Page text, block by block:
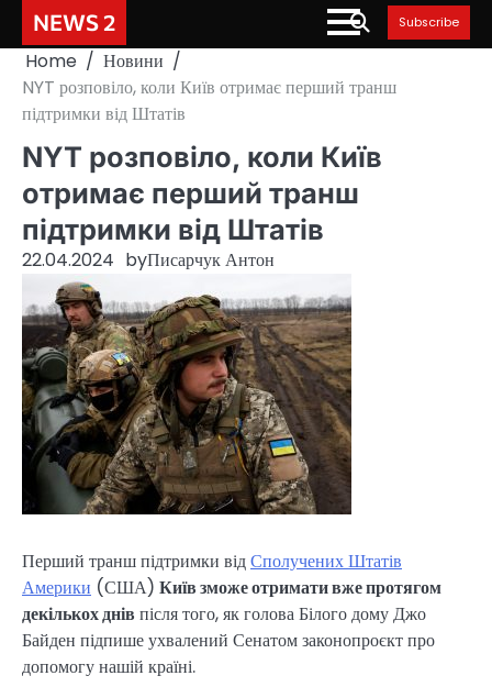
content
NEWS 2 Subscribe
Home
Новини
NYT розповіло, коли Київ отримає перший транш
підтримки від Штатів
NYT розповіло, коли Київ
отримає перший транш
підтримки від Штатів
22.04.2024 byПисарчук Антон
Перший транш підтримки відСполучених Штатів
Америки (США) Київ зможе отримати вже протягом
декількох днів після того, як голова Білого дому Джо
Байден підпише ухвалений Сенатом законопроєкт про
допомогу нашій країні.